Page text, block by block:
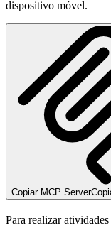
dispositivo móvel.
Copiar MCP Server
Para realizar